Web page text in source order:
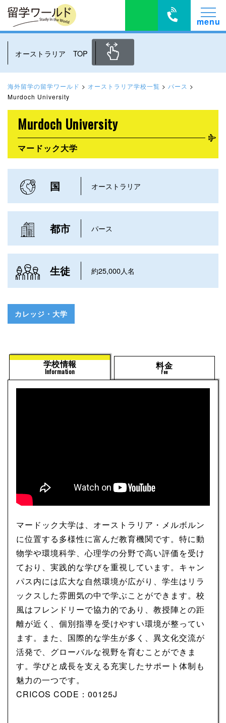
オーストラリア TOP
海外留学の留学ワールド > オーストラリア学校一覧 > パース >
Murdoch University
Murdoch University
マードック大学
国 オーストラリア
都市 パース
生徒 約25,000人名
カレッジ・大学
学校情報
Information
料金
Fee
マードック大学は、オーストラリア・メルボルン
に位置する多様性に富んだ教育機関です。特に動
物学や環境科学、心理学の分野で高い評価を受け
ており、実践的な学びを重視しています。キャン
パス内には広大な自然環境が広がり、学生はリラ
ックスした雰囲気の中で学ぶことができます。校
風はフレンドリーで協力的であり、教授陣との距
離が近く、個別指導を受けやすい環境が整ってい
ます。また、国際的な学生が多く、異文化交流が
活発で、グローバルな視野を育むことができま
す。学びと成長を支える充実したサポート体制も
魅力の一つです。
CRICOS CODE：00125J